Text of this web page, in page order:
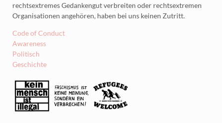
rechtsextremes Gedankengut verbreiten oder rechtsextremen
Organisationen angehören, haben bei uns keinen Zutritt.
Code of Conduct
Awareness
Politisch
Geschichte